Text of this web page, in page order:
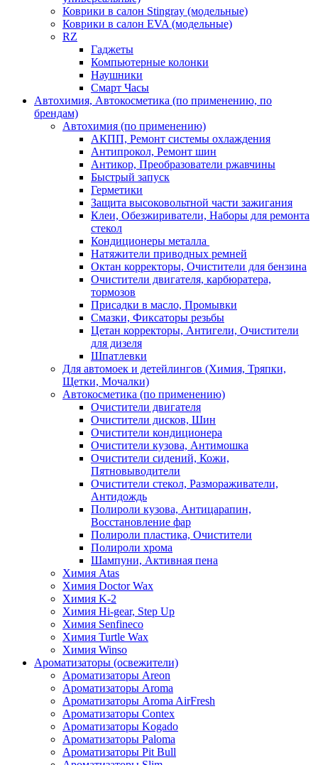
Коврики в салон Stingray (модельные)
Коврики в салон EVA (модельные)
RZ
Гаджеты
Компьютерные колонки
Наушники
Смарт Часы
Автохимия, Автокосметика (по применению, по
брендам)
Автохимия (по применению)
АКПП, Ремонт системы охлаждения
Антипрокол, Ремонт шин
Антикор, Преобразователи ржавчины
Быстрый запуск
Герметики
Защита высоковольтной части зажигания
Клеи, Обезжириватели, Наборы для ремонта
стекол
Кондиционеры металла
Натяжители приводных ремней
Октан корректоры, Очистители для бензина
Очистители двигателя, карбюратера,
тормозов
Присадки в масло, Промывки
Смазки, Фиксаторы резьбы
Цетан корректоры, Антигели, Очистители
для дизеля
Шпатлевки
Для автомоек и детейлингов (Химия, Тряпки,
Щетки, Мочалки)
Автокосметика (по применению)
Очистители двигателя
Очистители дисков, Шин
Очистители кондиционера
Очистители кузова, Антимошка
Очистители сидений, Кожи,
Пятновыводители
Очистители стекол, Размораживатели,
Антидождь
Полироли кузова, Антицарапин,
Восстановление фар
Полироли пластика, Очистители
Полироли хрома
Шампуни, Активная пена
Химия Atas
Химия Doctor Wax
Химия K-2
Химия Hi-gear, Step Up
Химия Senfineco
Химия Turtle Wax
Химия Winso
Ароматизаторы (освежители)
Ароматизаторы Areon
Ароматизаторы Aroma
Ароматизаторы Aroma AirFresh
Ароматизаторы Contex
Ароматизаторы Kogado
Ароматизаторы Paloma
Ароматизаторы Pit Bull